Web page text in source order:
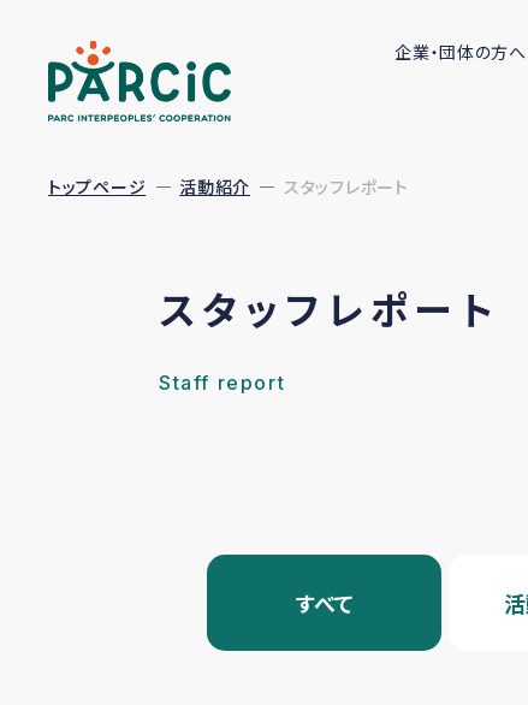
企業・団体の方へ
トップページ 活動紹介 スタッフレポート
スタッフレポート
Staff report
すべて